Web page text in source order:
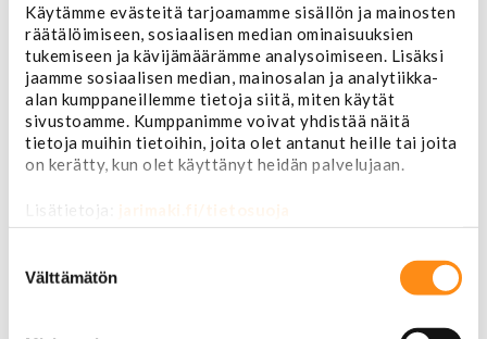
Käytämme evästeitä tarjoamamme sisällön ja mainosten
räätälöimiseen, sosiaalisen median ominaisuuksien
tukemiseen ja kävijämäärämme analysoimiseen. Lisäksi
jaamme sosiaalisen median, mainosalan ja analytiikka-
alan kumppaneillemme tietoja siitä, miten käytät
sivustoamme. Kumppanimme voivat yhdistää näitä
tietoja muihin tietoihin, joita olet antanut heille tai joita
on kerätty, kun olet käyttänyt heidän palvelujaan.
Lisätietoja: jarimaki.fi/tietosuoja
valinta
Välttämätön
Vaihteistosuodattimet
AC Delco
Muut
Polttoainesuodattimet
AC Delco
Motorcraft
Mopar
Muut